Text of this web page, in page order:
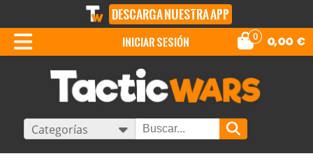
DESCARGA NUESTRA APP
0 0,00 €
iniciar sesión
Categorías